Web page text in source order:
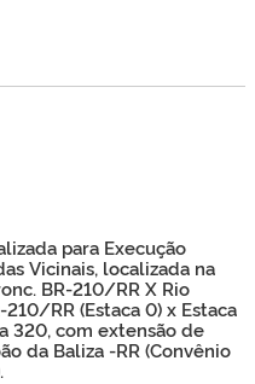
para Execução
Vicinais, localizada na
BR-210/RR X Rio
RR (Estaca 0) x Estaca
320, com extensão de
da Baliza -RR (Convênio